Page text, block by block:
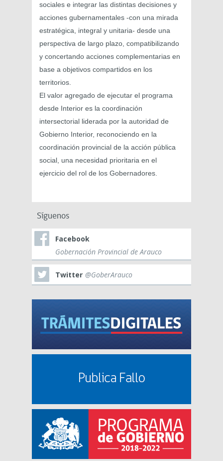
sociales e integrar las distintas decisiones y
acciones gubernamentales -con una mirada
estratégica, integral y unitaria- desde una
perspectiva de largo plazo, compatibilizando
y concertando acciones complementarias en
base a objetivos compartidos en los
territorios.
El valor agregado de ejecutar el programa
desde Interior es la coordinación
intersectorial liderada por la autoridad de
Gobierno Interior, reconociendo en la
coordinación provincial de la acción pública
social, una necesidad prioritaria en el
ejercicio del rol de los Gobernadores.
Síguenos
Facebook
Gobernación Provincial de Arauco
Twitter @GoberArauco